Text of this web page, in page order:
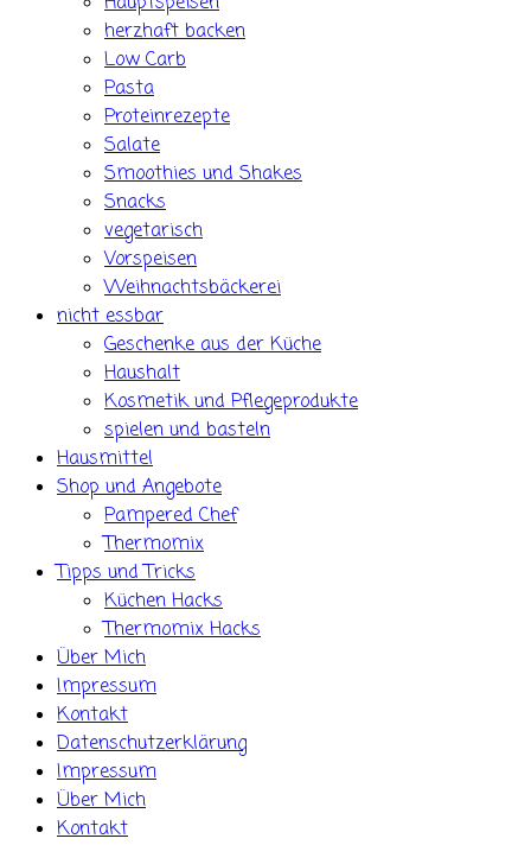
herzhaft backen
Low Carb
Pasta
Proteinrezepte
Salate
Smoothies und Shakes
Snacks
vegetarisch
Vorspeisen
Weihnachtsbäckerei
nicht essbar
Geschenke aus der Küche
Haushalt
Kosmetik und Pflegeprodukte
spielen und basteln
Hausmittel
Shop und Angebote
Pampered Chef
Thermomix
Tipps und Tricks
Küchen Hacks
Thermomix Hacks
Über Mich
Impressum
Kontakt
Datenschutzerklärung
Impressum
Über Mich
Kontakt